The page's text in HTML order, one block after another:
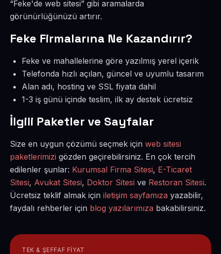
“Feke'de web sitesi” gibi aramalarda
görünürlüğünüzü artırır.
Feke Firmalarına Ne Kazandırır?
Feke ve mahallelerine göre yazılmış yerel içerik
Telefonda hızlı açılan, güncel ve uyumlu tasarım
Alan adı, hosting ve SSL fiyata dahil
1-3 iş günü içinde teslim, ilk ay destek ücretsiz
İlgili Paketler ve Sayfalar
Size en uygun çözümü seçmek için web sitesi
paketlerimizi gözden geçirebilirsiniz. En çok tercih
edilenler şunlar: Kurumsal Firma Sitesi, E-Ticaret
Sitesi, Avukat Sitesi, Doktor Sitesi ve Restoran Sitesi.
Ücretsiz teklif almak için iletişim sayfamıza yazabilir,
faydalı rehberler için blog yazılarımıza bakabilirsiniz.
TEK & ŞEFFAF FIYAT